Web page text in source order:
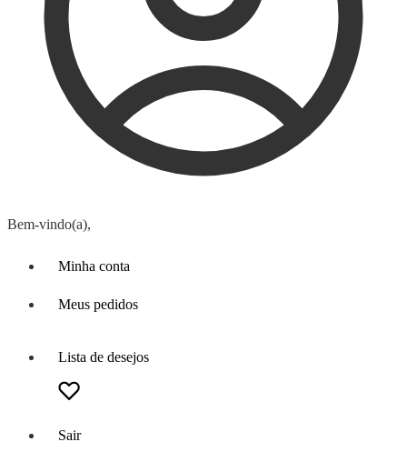
Bem-vindo(a),
Minha conta
Meus pedidos
Lista de desejos
Sair